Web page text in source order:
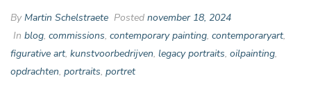
ByMartin Schelstraete Posted november 18, 2024
In blog, commissions, contemporary painting, contemporaryart,
figurative art, kunstvoorbedrijven, legacy portraits, oilpainting,
opdrachten, portraits, portret